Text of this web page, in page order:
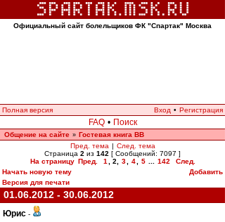
Официальный сайт болельщиков ФК "Спартак" Москва
Полная версия Вход • Регистрация
FAQ • Поиск
Общение на сайте » Гостевая книга ВВ
Пред. тема | След. тема
Страница 2 из 142 [ Сообщений: 7097 ]
На страницу Пред. 1 2 3 4 5 142
След.
Начать новую тему
Добавить
Версия для печати
01.06.2012 - 30.06.2012
Юрис -